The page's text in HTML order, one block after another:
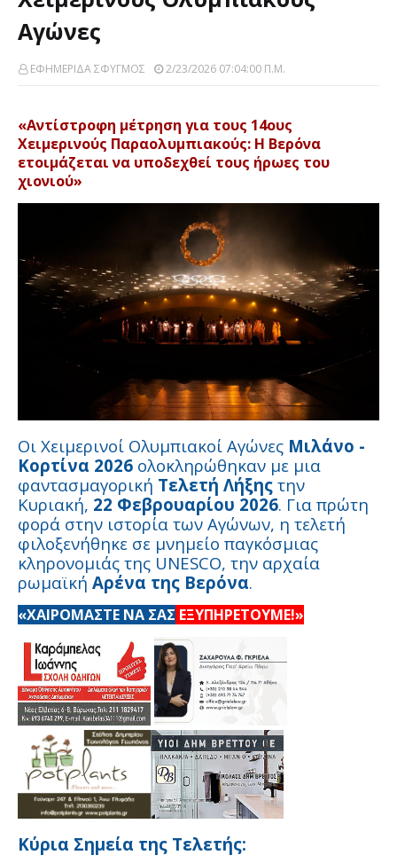
Αγώνες
ΕΦΗΜΕΡΙΔΑ ΣΦΥΓΜΟΣ 2/23/2026 07:04:00 Π.μ.
«Αντίστροφη μέτρηση για τους 14ους
Χειμερινούς Παραολυμπιακούς: Η Βερόνα
ετοιμάζεται να υποδεχθεί τους ήρωες του
χιονιού»
Οι Χειμερινοί Ολυμπιακοί Αγώνες Μιλάνο -
Κορτίνα 2026 ολοκληρώθηκαν με μια
φαντασμαγορική Τελετή Λήξης την
Κυριακή, 22 Φεβρουαρίου 2026. Για πρώτη
φορά στην ιστορία των Αγώνων, η τελετή
φιλοξενήθηκε σε μνημείο παγκόσμιας
κληρονομιάς της UNESCO, την αρχαία
ρωμαϊκή Αρένα της Βερόνα.
«ΧΑΙΡΟΜΑΣΤΕ ΝΑ ΣΑΣ ΕΞΥΠΗΡΕΤΟΥΜΕ!»
Κύρια Σημεία της Τελετής: